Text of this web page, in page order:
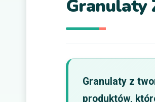
Granulaty
Granulaty z
produktów,